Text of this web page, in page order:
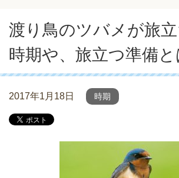
渡り鳥のツバメが旅
時期や、旅立つ準備と
2017年1月18日 時期